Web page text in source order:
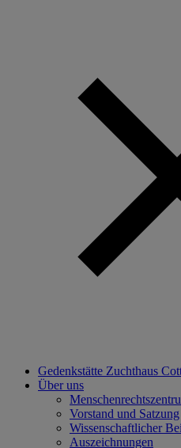
Gedenkstätte Zuchthaus
Über uns
Vorstand und Satzung
Wissenschaftlicher
Auszeichnungen